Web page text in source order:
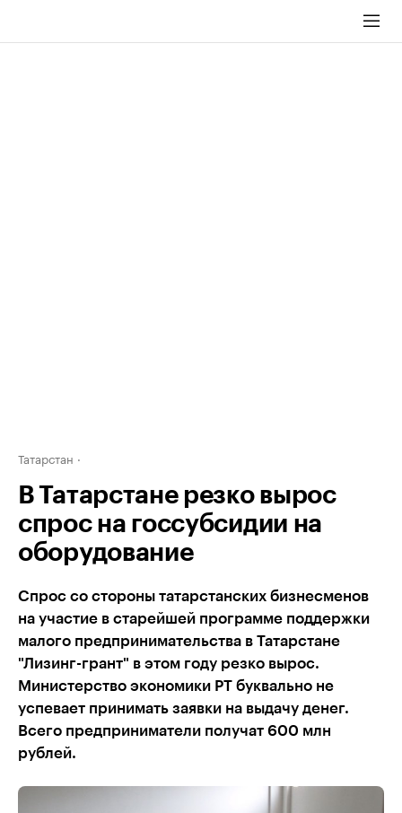
Татарстан
В Татарстане резко вырос
спрос на госсубсидии на
оборудование
Спрос со стороны татарстанских бизнесменов
на участие в старейшей программе поддержки
малого предпринимательства в Татарстане
"Лизинг-грант" в этом году резко вырос.
Министерство экономики РТ буквально не
успевает принимать заявки на выдачу денег.
Всего предприниматели получат 600 млн
рублей.